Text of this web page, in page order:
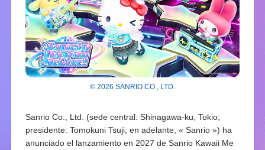
© 2026 SANRIO CO., LTD.
Sanrio Co., Ltd. (sede central: Shinagawa-ku, Tokio;
presidente: Tomokuni Tsuji; en adelante, « Sanrio ») ha
anunciado el lanzamiento en 2027 de Sanrio Kawaii Me